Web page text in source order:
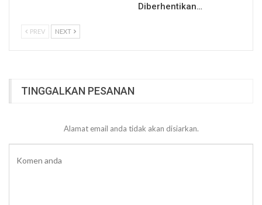
Diberhentikan…
PREV NEXT
TINGGALKAN PESANAN
Alamat email anda tidak akan disiarkan.